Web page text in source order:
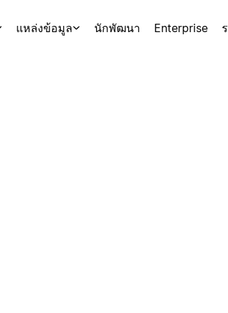
แหล่งข้อมูล นักพัฒนา Enterprise